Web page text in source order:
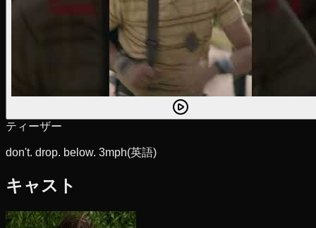
ティーザー
don't. drop. below. 3mph(英語)
キャスト